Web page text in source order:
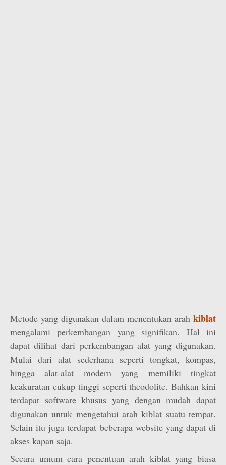
Metode yang digunakan dalam menentukan arah kiblat
mengalami perkembangan yang signifikan. Hal ini
dapat dilihat dari perkembangan alat yang digunakan.
Mulai dari alat sederhana seperti tongkat, kompas,
hingga alat-alat modern yang memiliki tingkat
keakuratan cukup tinggi seperti theodolite. Bahkan kini
terdapat software khusus yang dengan mudah dapat
digunakan untuk mengetahui arah kiblat suatu tempat.
Selain itu juga terdapat beberapa website yang dapat di
akses kapan saja.
Secara umum cara penentuan arah kiblat yang biasa